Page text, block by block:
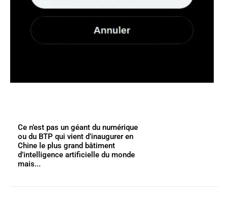
Ce n’est pas un géant du numérique
ou du BTP qui vient d’inaugurer en
Chine le plus grand bâtiment
d’intelligence artificielle du monde
mais...